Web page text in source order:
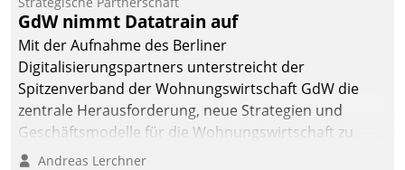
gemeinsam mit der Berliner Datatrain GmbH den
Teilprozess der Objektsanierung digitalisiert.
GdW nimmt Datatrain auf
Mit der Aufnahme des Berliner
Digitalisierungspartners unterstreicht der
Spitzenverband der Wohnungswirtschaft GdW die
zentrale Herausforderung, neue Strategien und
Geschäftsmodelle für die Wohnungswirtschaft zu
entwickeln.
Andreas Lerchner